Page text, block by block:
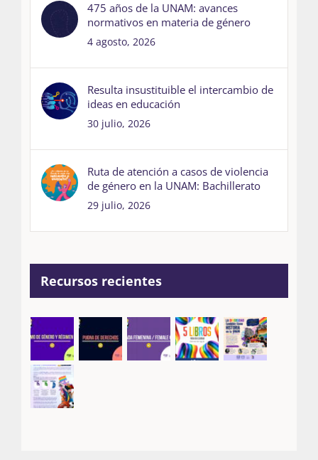
475 años de la UNAM: avances
normativos en materia de género
4 agosto, 2026
Resulta insustituible el intercambio de
ideas en educación
30 julio, 2026
Ruta de atención a casos de violencia
de género en la UNAM: Bachillerato
29 julio, 2026
Recursos recientes